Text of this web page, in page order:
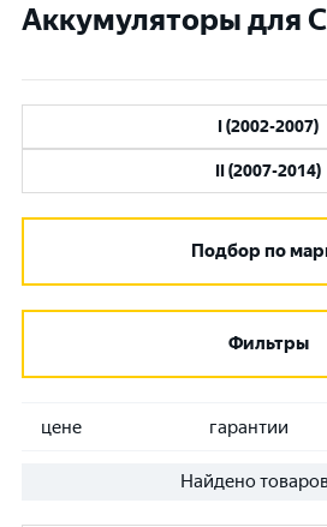
Аккумуляторы для
I (2002-2007)
II (2007-2014)
Подбор по
Фильтры
цене гарантии
Найдено